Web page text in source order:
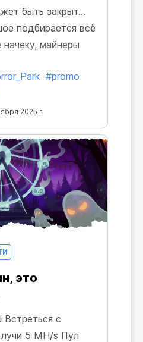
быть закрыт…
подбирается всё
майнеры
#promo
2025 г.
это
Встреться с
5 MH/s Пул